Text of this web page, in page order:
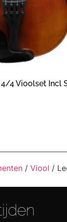
4 Vioolset Incl
/ Viool /